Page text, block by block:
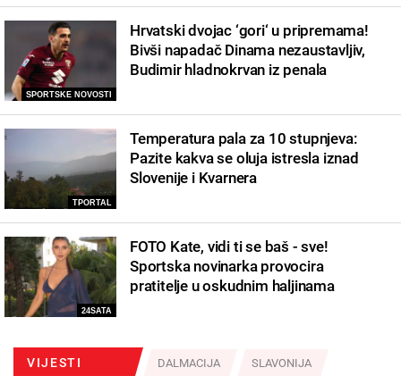
SPORTSKE NOVOSTI
Hrvatski dvojac ‘gori‘ u pripremama!
Bivši napadač Dinama nezaustavljiv,
Budimir hladnokrvan iz penala
TPORTAL
Temperatura pala za 10 stupnjeva:
Pazite kakva se oluja istresla iznad
Slovenije i Kvarnera
24SATA
FOTO Kate, vidi ti se baš - sve!
Sportska novinarka provocira
pratitelje u oskudnim haljinama
VIJESTI DALMACIJA SLAVONIJA